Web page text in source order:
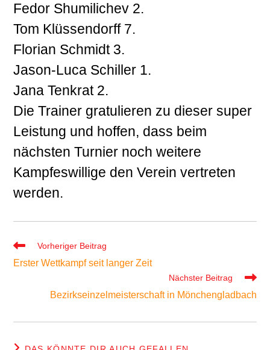
Fedor Shumilichev 2.
Tom Klüssendorff 7.
Florian Schmidt 3.
Jason-Luca Schiller 1.
Jana Tenkrat 2.
Die Trainer gratulieren zu dieser super
Leistung und hoffen, dass beim
nächsten Turnier noch weitere
Kampfeswillige den Verein vertreten
werden.
Weitere
ansehen
Vorheriger Beitrag
Erster Wettkampf seit langer Zeit
Nächster Beitrag
Bezirkseinzelmeisterschaft in Mönchengladbach